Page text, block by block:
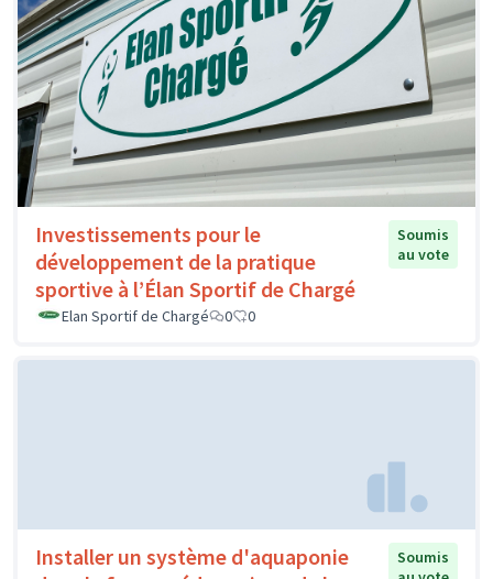
Investissements pour le
développement de la pratique
sportive à l’Élan Sportif de Chargé
Soumis
au vote
Elan Sportif de Chargé 0 0
Installer un système d'aquaponie
Soumis